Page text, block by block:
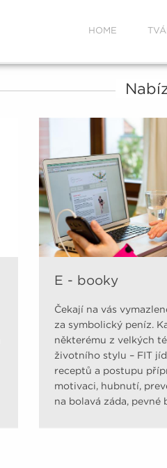
HOME
E - booky
Čekají na vás
za symbolický peníz.
některému z velkých
životního stylu – FIT
receptů a postupu
motivaci, hubnutí,
na bolavá záda,